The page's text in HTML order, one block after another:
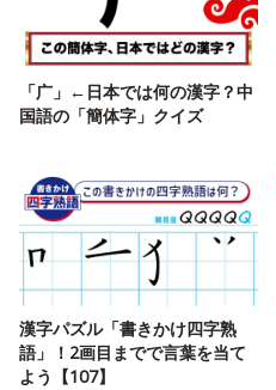
「广」←日本では何の漢字？中
国語の「簡体字」クイズ
漢字パズル「書きかけ四字熟
語」！2画目までで言葉を当て
よう【107】